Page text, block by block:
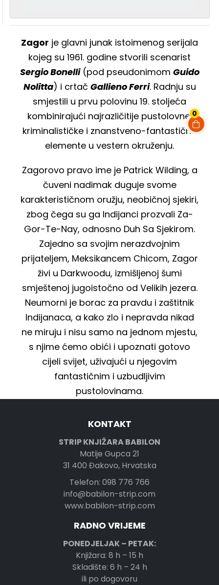
0
Zagor je glavni junak istoimenog serijala
kojeg su 1961. godine stvorili scenarist
Sergio Bonelli(pod pseudonimom Guido
Nolitta) i crtač Gallieno Ferri. Radnju su
smjestili u prvu polovinu 19. stoljeća
kombinirajući najrazličitije pustolovne,
kriminalističke i znanstveno-fantastične
elemente u vestern okruženju.
Zagorovo pravo ime je Patrick Wilding, a
čuveni nadimak duguje svome
karakterističnom oružju, neobičnoj sjekiri,
zbog čega su ga Indijanci prozvali Za-
Gor-Te-Nay, odnosno Duh Sa Sjekirom.
Zajedno sa svojim nerazdvojnim
prijateljem, Meksikancem Chicom, Zagor
živi u Darkwoodu, izmišljenoj šumi
smještenoj jugoistočno od Velikih jezera.
Neumorni je borac za pravdu i zaštitnik
Indijanaca, a kako zlo i nepravda nikad
ne miruju i nisu samo na jednom mjestu,
s njime ćemo obići i upoznati gotovo
cijeli svijet, uživajući u njegovim
fantastičnim i uzbudljivim
pustolovinama.
KONTAKT
STRIP KNJIŽARA BABILON
Matije Gupca 21
31 400 Đakovo, Hrvatska
Telefon: 098 776 766
info@babilon-strip.com
www.babilon-strip.com
RADNO VRIJEME
PONEDJELJAK – PETAK:
Knjižara: 8 h – 15 h
Skladište: 6 h – 24 h
ili po dogovoru